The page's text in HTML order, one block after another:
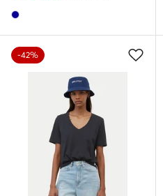
-42%